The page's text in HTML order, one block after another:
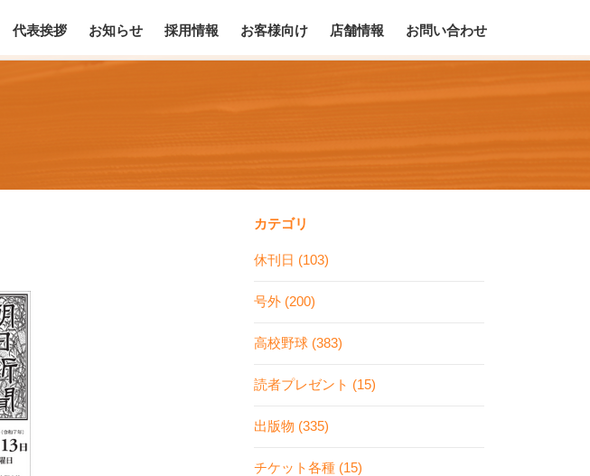
代表挨拶 お知らせ 採用情報 お客様向け 店舗情報 お問い合わせ
カテゴリ
休刊日 (103)
号外 (200)
高校野球 (383)
読者プレゼント (15)
出版物 (335)
チケット各種 (15)